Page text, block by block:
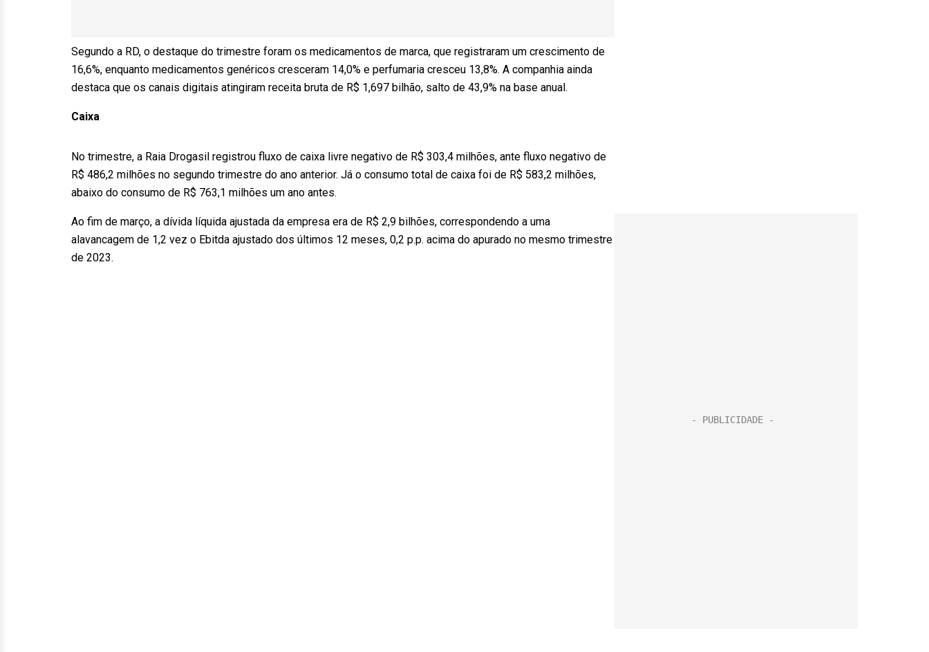
Segundo a RD, o destaque do trimestre foram os medicamentos de marca, que registraram um crescimento de
16,6%, enquanto medicamentos genéricos cresceram 14,0% e perfumaria cresceu 13,8%. A companhia ainda
destaca que os canais digitais atingiram receita bruta de R$ 1,697 bilhão, salto de 43,9% na base anual.
Caixa
No trimestre, a Raia Drogasil registrou fluxo de caixa livre negativo de R$ 303,4 milhões, ante fluxo negativo de
R$ 486,2 milhões no segundo trimestre do ano anterior. Já o consumo total de caixa foi de R$ 583,2 milhões,
abaixo do consumo de R$ 763,1 milhões um ano antes.
Ao fim de março, a dívida líquida ajustada da empresa era de R$ 2,9 bilhões, correspondendo a uma
alavancagem de 1,2 vez o Ebitda ajustado dos últimos 12 meses, 0,2 p.p. acima do apurado no mesmo trimestre
de 2023.